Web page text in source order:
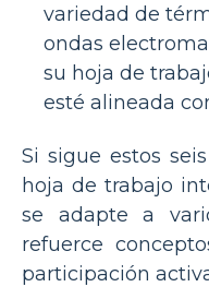
variedad de
ondas
su hoja de
esté alineada
Si sigue estos
hoja de trabajo
se adapte a
refuerce
participación